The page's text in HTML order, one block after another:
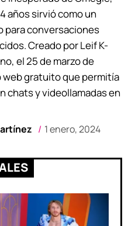
1 enero, 2024
años sirvió como un
para conversaciones
Creado por Leif K-
el 25 de marzo de
web gratuito que permitía
chats y videollamadas en